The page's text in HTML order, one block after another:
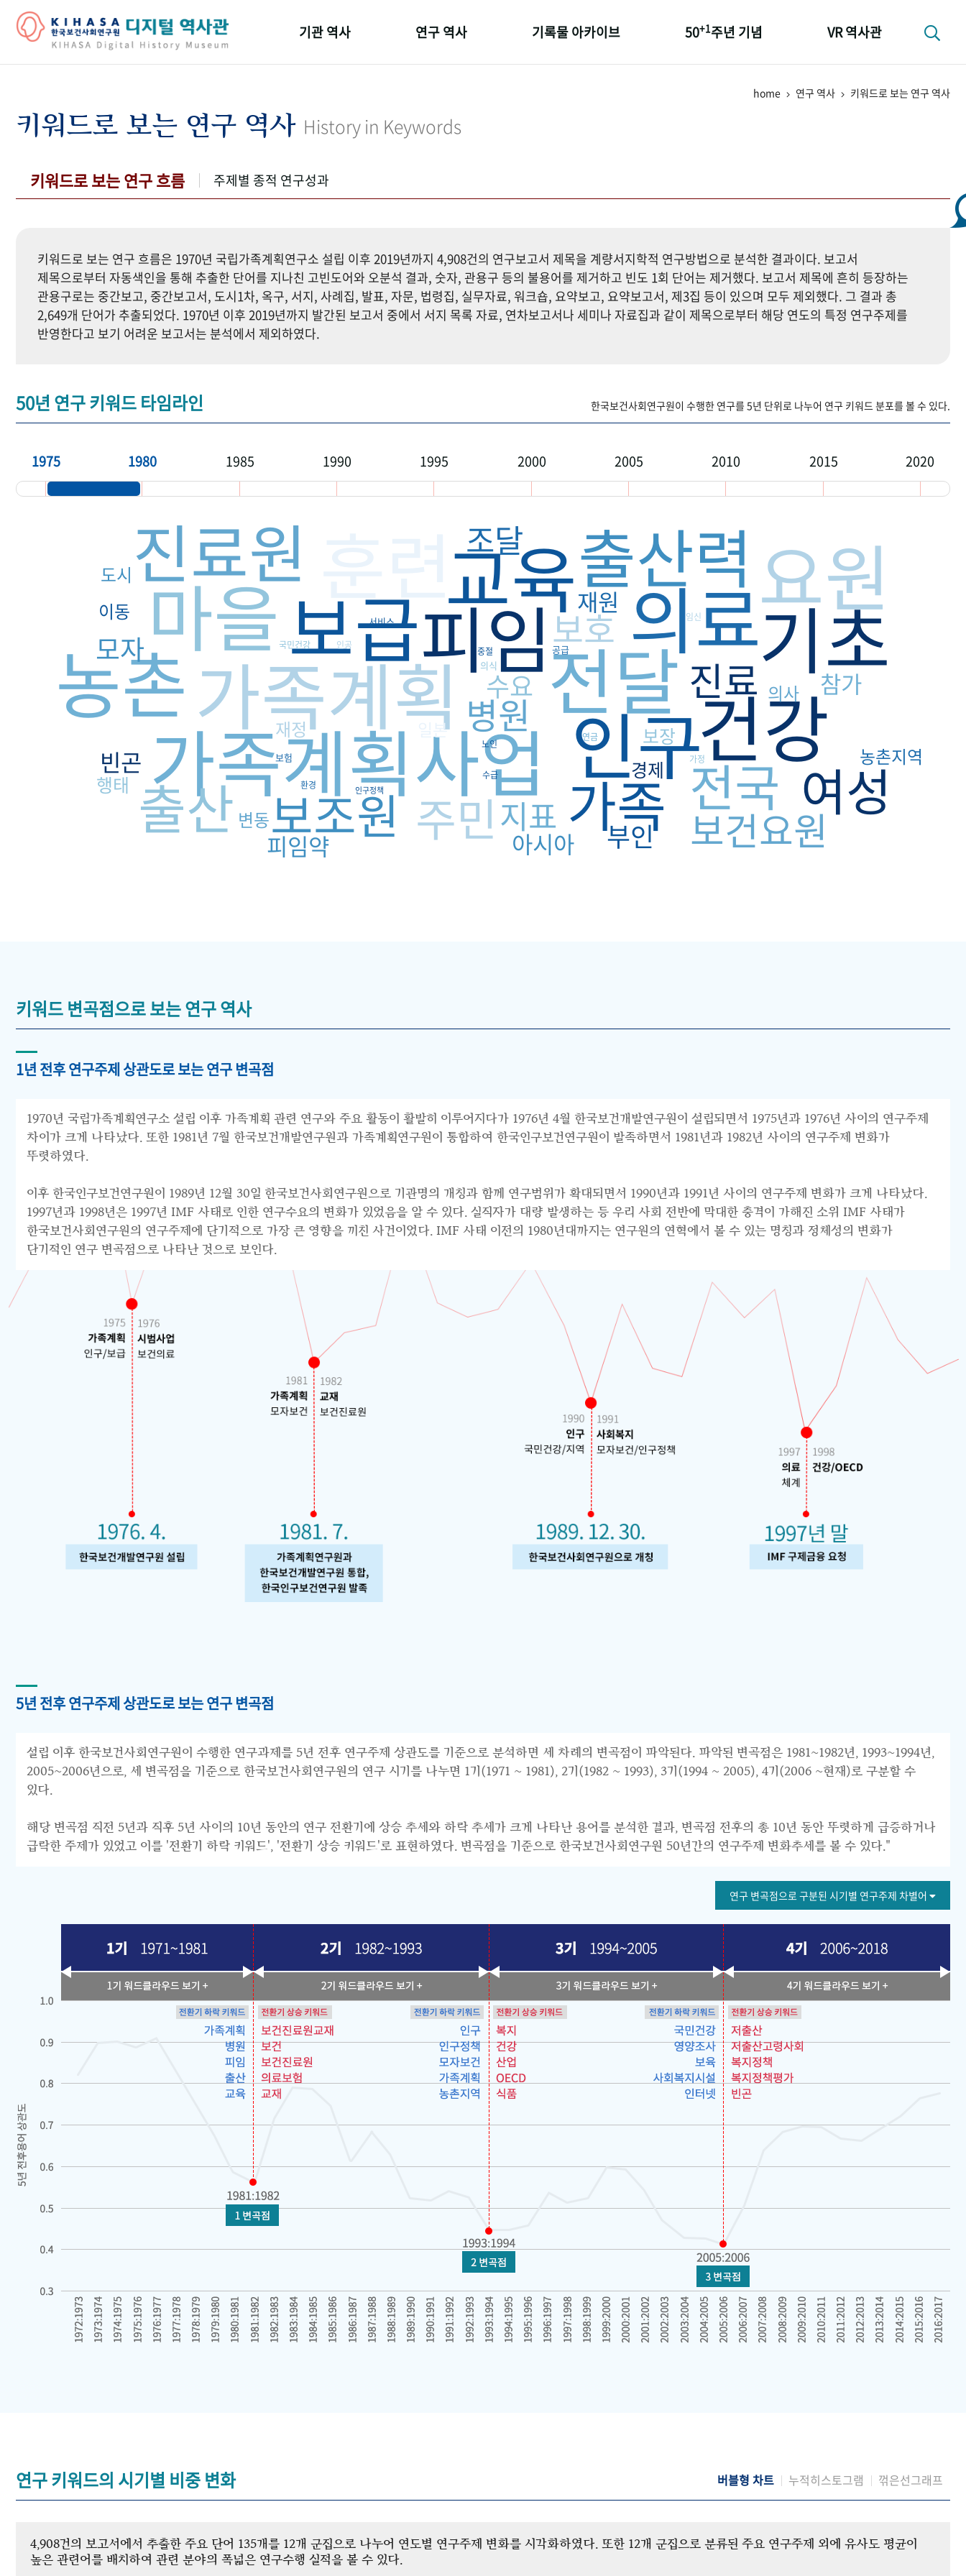
기관 역사
연구원 사람들
연구 역사
키워드로 보는 연구 역사
기록물 아카이브 50+1주년 기념 VR 역사관
home 연구 역사 키워드로 보는 연구 역사
키워드로 보는 연구 역사 History in Keywords
키워드로 보는 연구 흐름 주제별 종적 연구성과
키워드로 보는 연구 흐름은 1970년 국립가족계획연구소 설립 이후 2019년까지 4,908건의 연구보고서 제목을 계량서지학적 연구방법으로 분석한 결과이다. 보고서
제목으로부터 자동색인을 통해 추출한 단어를 지나친 고빈도어와 오분석 결과, 숫자, 관용구 등의 불용어를 제거하고 빈도 1회 단어는 제거했다. 보고서 제목에 흔히 등장하는
관용구로는 중간보고, 중간보고서, 도시1차, 옥구, 서지, 사례집, 발표, 자문, 법령집, 실무자료, 워크숍, 요약보고, 요약보고서, 제3집 등이 있으며 모두 제외했다. 그 결과 총
2,649개 단어가 추출되었다. 1970년 이후 2019년까지 발간된 보고서 중에서 서지 목록 자료, 연차보고서나 세미나 자료집과 같이 제목으로부터 해당 연도의 특정 연구주제를
반영한다고 보기 어려운 보고서는 분석에서 제외하였다.
50년 연구 키워드 타임라인 한국보건사회연구원이 수행한 연구를 5년 단위로 나누어 연구 키워드 분포를 볼 수 있다.
1975 1980 1985 1990 1995 2000 2005 2010 2015 2020
인구
의료기초
전달
가족계획
가족계획사업
피임
보급
건강
교육 요원
마을
농촌
출산력
진료원
가족
출산 전국 여성
보조원 주민
진료
보건요원
병원
보호
지표
조달
모자
수요
부인
아시아
참가
빈곤
피임약
재원
보장
경제
행태
변동
이동
재정
도시
농촌지역
의사
일본
서비스
공급
보험
의식
가정
연금
노인
국민건강
수급
환경
임신
인공 중절
인구정책
키워드 변곡점으로 보는 연구 역사
1년 전후 연구주제 상관도로 보는 연구 변곡점
1970년 국립가족계획연구소 설립 이후 가족계획 관련 연구와 주요 활동이 활발히 이루어지다가 1976년 4월 한국보건개발연구원이 설립되면서 1975년과 1976년 사이의 연구주제
차이가 크게 나타났다. 또한 1981년 7월 한국보건개발연구원과 가족계획연구원이 통합하여 한국인구보건연구원이 발족하면서 1981년과 1982년 사이의 연구주제 변화가
뚜렷하였다.
이후 한국인구보건연구원이 1989년 12월 30일 한국보건사회연구원으로 기관명의 개칭과 함께 연구범위가 확대되면서 1990년과 1991년 사이의 연구주제 변화가 크게 나타났다.
1997년과 1998년은 1997년 IMF 사태로 인한 연구수요의 변화가 있었음을 알 수 있다. 실직자가 대량 발생하는 등 우리 사회 전반에 막대한 충격이 가해진 소위 IMF 사태가
한국보건사회연구원의 연구주제에 단기적으로 가장 큰 영향을 끼친 사건이었다. IMF 사태 이전의 1980년대까지는 연구원의 연혁에서 볼 수 있는 명칭과 정체성의 변화가
단기적인 연구 변곡점으로 나타난 것으로 보인다.
5년 전후 연구주제 상관도로 보는 연구 변곡점
설립 이후 한국보건사회연구원이 수행한 연구과제를 5년 전후 연구주제 상관도를 기준으로 분석하면 세 차례의 변곡점이 파악된다. 파악된 변곡점은 1981~1982년, 1993~1994년,
2005~2006년으로, 세 변곡점을 기준으로 한국보건사회연구원의 연구 시기를 나누면 1기(1971 ~ 1981), 2기(1982 ~ 1993), 3기(1994 ~ 2005), 4기(2006 ~현재)로 구분할 수
있다.
해당 변곡점 직전 5년과 직후 5년 사이의 10년 동안의 연구 전환기에 상승 추세와 하락 추세가 크게 나타난 용어를 분석한 결과, 변곡점 전후의 총 10년 동안 뚜렷하게 급증하거나
급락한 주제가 있었고 이를 '전환기 하락 키워드', '전환기 상승 키워드'로 표현하였다. 변곡점을 기준으로 한국보건사회연구원 50년간의 연구주제 변화추세를 볼 수 있다."
연구 변곡점으로 구분된 시기별 연구주제 차별어
연구 키워드의 시기별 비중 변화 버블형 차트 누적히스토그램 꺾은선그래프
4,908건의 보고서에서 추출한 주요 단어 135개를 12개 군집으로 나누어 연도별 연구주제 변화를 시각화하였다. 또한 12개 군집으로 분류된 주요 연구주제 외에 유사도 평균이
높은 관련어를 배치하여 관련 분야의 폭넓은 연구수행 실적을 볼 수 있다.